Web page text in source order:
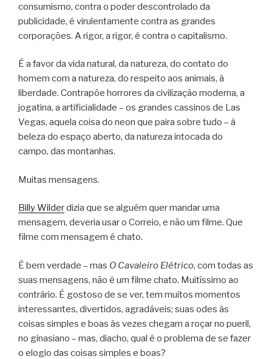
consumismo, contra o poder descontrolado da
publicidade, é virulentamente contra as grandes
corporações. A rigor, a rigor, é contra o capitalismo.
É a favor da vida natural, da natureza, do contato do
homem com a natureza, do respeito aos animais, à
liberdade. Contrapõe horrores da civilização moderna, a
jogatina, a artificialidade – os grandes cassinos de Las
Vegas, aquela coisa do neon que paira sobre tudo – à
beleza do espaço aberto, da natureza intocada do
campo, das montanhas.
Muitas mensagens.
Billy Wilderdizia que se alguém quer mandar uma
mensagem, deveria usar o Correio, e não um filme. Que
filme com mensagem é chato.
É bem verdade – mas O Cavaleiro Elétrico, com todas as
suas mensagens, não é um filme chato. Muitíssimo ao
contrário. É gostoso de se ver, tem muitos momentos
interessantes, divertidos, agradáveis; suas odes às
coisas simples e boas às vezes chegam a roçar no pueril,
no ginasiano – mas, diacho, qual é o problema de se fazer
o elogio das coisas simples e boas?